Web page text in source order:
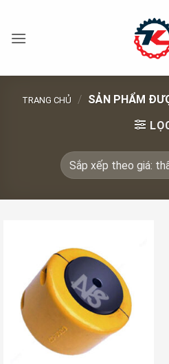
nội
TRANG CHỦ / SẢN PHẨM